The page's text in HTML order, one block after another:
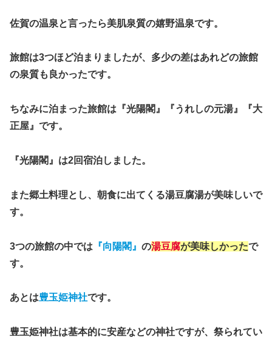
佐賀の温泉と言ったら美肌泉質の嬉野温泉です。
旅館は3つほど泊まりましたが、多少の差はあれどの旅館
の泉質も良かったです。
ちなみに泊まった旅館は『光陽閣』『うれしの元湯』『大
正屋』です。
『光陽閣』は2回宿泊しました。
また郷土料理とし、朝食に出てくる湯豆腐湯が美味しいで
す。
3つの旅館の中では 『向陽閣』 の湯豆腐が美味しかったで
す。
あとは豊玉姫神社です。
豊玉姫神社は基本的に安産などの神社ですが、祭られてい